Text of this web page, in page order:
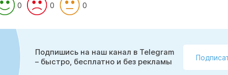
0 0 0
Подпишись на наш канал в Telegram
– быстро, бесплатно и без рекламы